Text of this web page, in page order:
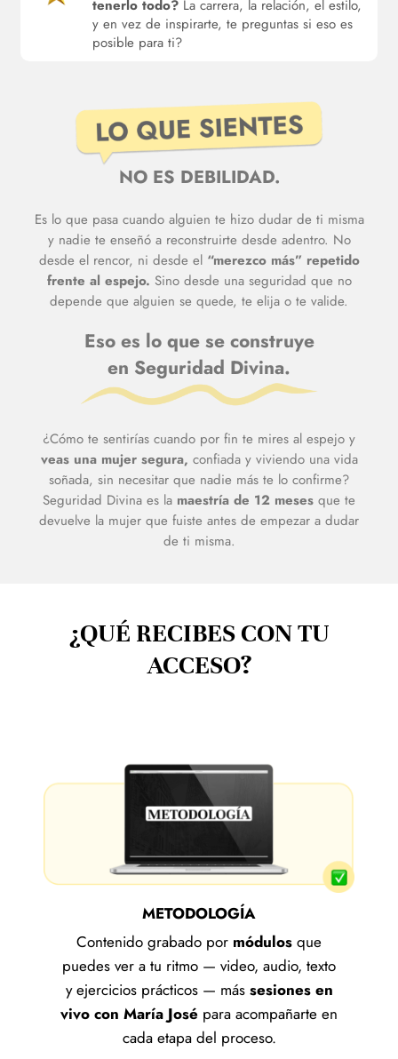
tenerlo todo?La carrera, la relación, el estilo,
y en vez de inspirarte, te preguntas si eso es
posible para ti?
NO ES DEBILIDAD.
Es lo que pasa cuando alguien te hizo dudar de ti misma
y nadie te enseñó a reconstruirte desde adentro. No
desde el rencor, ni desde el “merezco más” repetido
frente al espejo. Sino desde una seguridad que no
depende que alguien se quede, te elija o te valide.
Eso es lo que se construye
en Seguridad Divina.
¿Cómo te sentirías cuando por fin te mires al espejo y
veas una mujer segura, confiada y viviendo una vida
soñada, sin necesitar que nadie más te lo confirme?
Seguridad Divina es la maestría de 12 meses que te
devuelve la mujer que fuiste antes de empezar a dudar
de ti misma.
¿QUÉ RECIBES CON TU
ACCESO?
METODOLOGÍA
Contenido grabado por módulos que
puedes ver a tu ritmo — video, audio, texto
y ejercicios prácticos — más sesiones en
vivo con María José para acompañarte en
cada etapa del proceso.